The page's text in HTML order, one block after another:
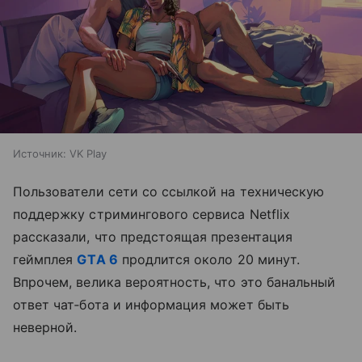
Источник: VK Play
Пользователи сети со ссылкой на техническую
поддержку стримингового сервиса Netflix
рассказали, что предстоящая презентация
геймплеяGTA 6 продлится около 20 минут.
Впрочем, велика вероятность, что это банальный
ответ чат‑бота и информация может быть
неверной.